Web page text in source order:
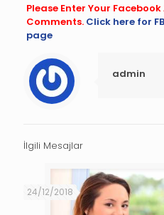
Please Enter Your
Comments. Click here for
page
admin
İlgili Mesajlar
24/12/2018